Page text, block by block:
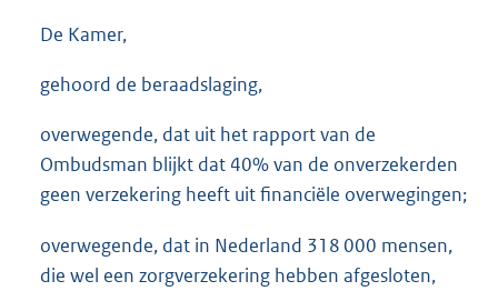
De Kamer,
gehoord de beraadslaging,
overwegende, dat uit het rapport van de
Ombudsman blijkt dat 40% van de onverzekerden
geen verzekering heeft uit financiële overwegingen;
overwegende, dat in Nederland 318 000 mensen,
die wel een zorgverzekering hebben afgesloten,